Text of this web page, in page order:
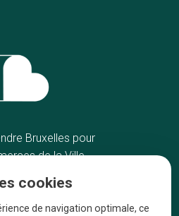
Bruxelles pour
de la Ville
Artisans
cookies
de navigation optimale, ce